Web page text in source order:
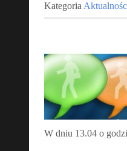
Kategoria
W dniu 13.04 o